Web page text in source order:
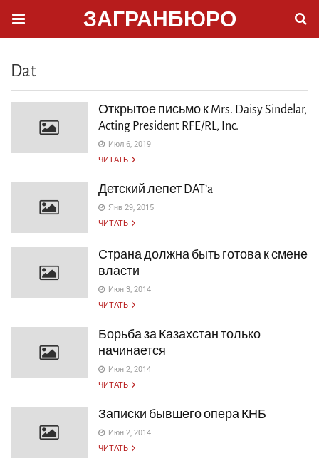
ЗАГРАНБЮРО
Dat
Открытое письмо к Mrs. Daisy Sindelar,
Acting President RFE/RL, Inc.
Июл 6, 2019
ЧИТАТЬ
Детский лепет DAT’a
Янв 29, 2015
ЧИТАТЬ
Страна должна быть готова к смене
власти
Июн 3, 2014
ЧИТАТЬ
Борьба за Казахстан только
начинается
Июн 2, 2014
ЧИТАТЬ
Записки бывшего опера КНБ
Июн 2, 2014
ЧИТАТЬ